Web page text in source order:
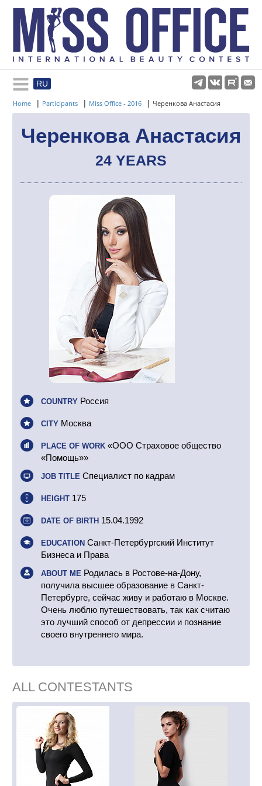
RU
Rules and regulations
About pageant
Participants
Gallery
Home | Participants | Miss Office - 2016 | Черенкова Анастасия
Черенкова Анастасия
24 YEARS
COUNTRY Россия
CITY Москва
PLACE OF WORK «ООО Страховое общество
«Помощь»»
JOB TITLE Специалист по кадрам
HEIGHT 175
DATE OF BIRTH 15.04.1992
EDUCATION Санкт-Петербургский Институт
Бизнеса и Права
ABOUT ME Родилась в Ростове-на-Дону,
получила высшее образование в Санкт-
Петербурге, сейчас живу и работаю в Москве.
Очень люблю путешествовать, так как считаю
это лучший способ от депрессии и познание
своего внутреннего мира.
ALL CONTESTANTS